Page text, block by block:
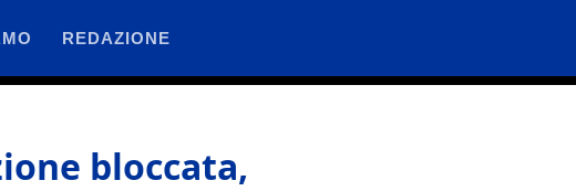
REDAZIONE
bloccata,